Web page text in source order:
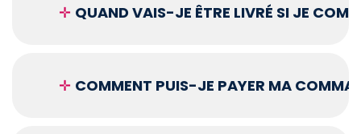
✛ QUAND VAIS-JE ÊTRE LIVRÉ SI JE
✛ COMMENT PUIS-JE PAYER MA